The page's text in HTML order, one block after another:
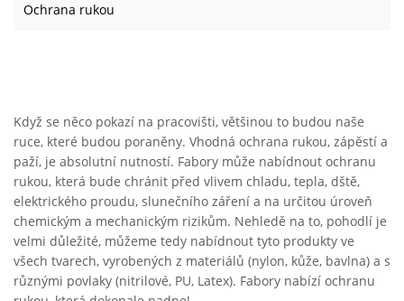
Ochrana rukou
Když se něco pokazí na pracovišti, většinou to budou naše
ruce, které budou poraněny. Vhodná ochrana rukou, zápěstí a
paží, je absolutní nutností. Fabory může nabídnout ochranu
rukou, která bude chránit před vlivem chladu, tepla, dště,
elektrického proudu, slunečního záření a na určitou úroveň
chemickým a mechanickým rizikům. Nehledě na to, pohodlí je
velmi důležité, můžeme tedy nabídnout tyto produkty ve
všech tvarech, vyrobených z materiálů (nylon, kůže, bavlna) a s
různými povlaky (nitrilové, PU, Latex). Fabory nabízí ochranu